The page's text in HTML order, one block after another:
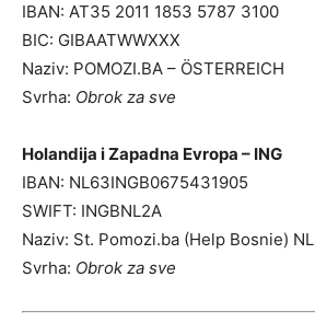
IBAN: AT35 2011 1853 5787 3100
BIC: GIBAATWWXXX
Naziv: POMOZI.BA – ÖSTERREICH
Svrha: Obrok za sve
Holandija i Zapadna Evropa – ING
IBAN: NL63INGB0675431905
SWIFT: INGBNL2A
Naziv: St. Pomozi.ba (Help Bosnie) NL
Svrha: Obrok za sve